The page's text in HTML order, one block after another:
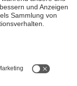
– inklusive Tipps,
der Inhalte,
nochmals beim